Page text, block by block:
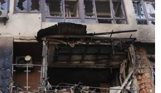
(Ảnh: Việt Hùng/Vietnam+)
cầu đi lại tăng cao trong dịp